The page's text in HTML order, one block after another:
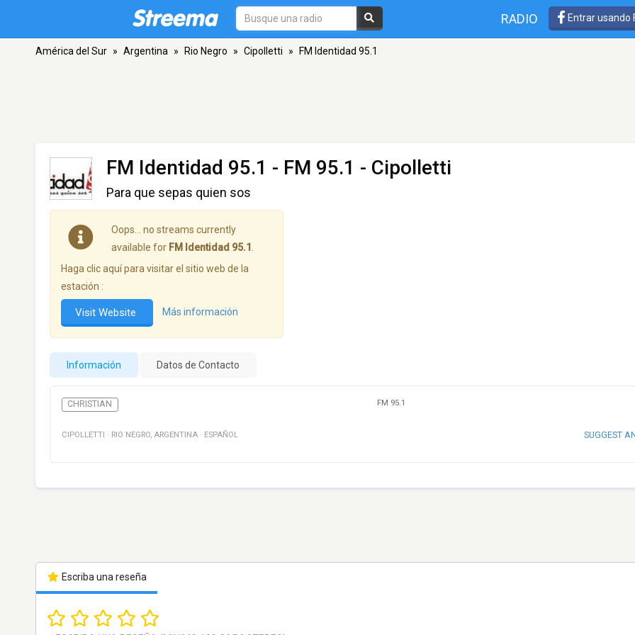
RADIO Entrar usando
América del Sur » Argentina » Rio Negro » Cipolletti » FM Identidad 95.1
FM Identidad 95.1 - FM 95.1 - Cipolletti
Para que sepas quien sos
Oops… no streams currently
available for FM Identidad 95.1
Haga clic aquí para visitar el sitio web de la
estación :
Visit Website Más información
Información Datos de Contacto
CHRISTIAN FM 95.1
CIPOLLETTI · RIO NEGRO, ARGENTINA · ESPAÑOL SUGGEST
Escriba una reseña